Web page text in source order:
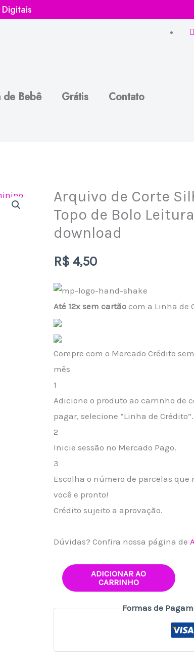
de Bebê Grátis Contato
Arquivo de Corte
Topo de Bolo
download
R$ 4,50
Até 12x sem cartãocom a Linha de
Compre com o Mercado Crédito
mês
1
Adicione o produto ao carrinho de
pagar, selecione “Linha de Crédito”.
2
Inicie sessão no Mercado Pago.
3
Escolha o número de parcelas que
você e pronto!
Crédito sujeito a aprovação.
Dúvidas? Confira nossa página de
Arquivo
de
Corte
Topo
Bolo
Leitura
Feminino
download
quantidade
ADICIONAR AO
CARRINHO
Formas de